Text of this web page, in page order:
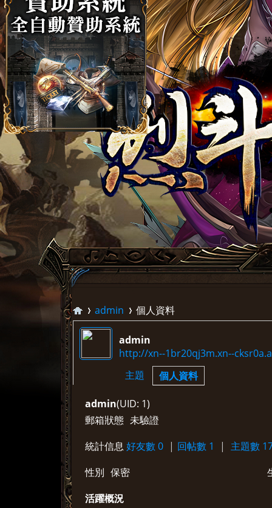
›
admin 個人資料
admin
http://xn--1br20qj3m.xn--
主題
個人資料
admin(UID: 1)
郵箱狀態 未驗證
統計信息 好友數 0 | 回帖數 1 |
主題數
性別 保密
活躍概況